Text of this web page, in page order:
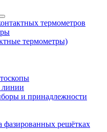
термометров
термометры)
линии
и принадлежности
фазированных решётках